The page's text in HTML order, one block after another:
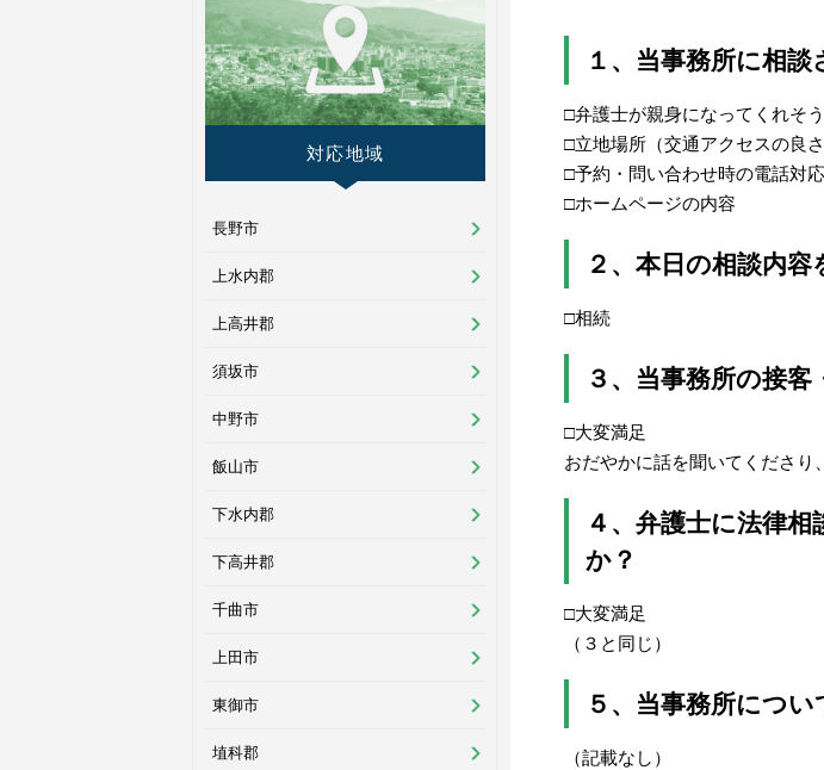
１、当事務所に相
□弁護士が親身になってくれそ
□立地場所（交通アクセスの良さ
□予約・問い合わせ時の電話対
□ホームページの内容
２、本日の相談内容
□相続
３、当事務所の接
□大変満足
おだやかに話を聞いてくださり
４、弁護士に法律
か？
□大変満足
（３と同じ）
５、当事務所につ
（記載なし）
対応地域
長野市
上水内郡
上高井郡
須坂市
中野市
飯山市
下水内郡
下高井郡
千曲市
上田市
東御市
埴科郡